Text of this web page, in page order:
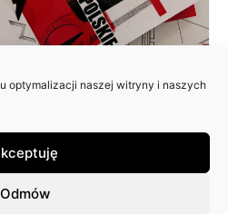
optymalizacji naszej witryny i naszych
Odmów
NADSYŁANIA